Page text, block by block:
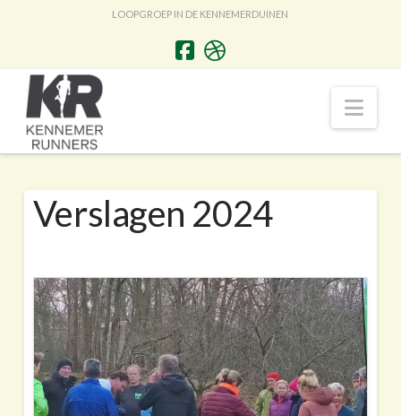
LOOPGROEP IN DE KENNEMERDUINEN
Verslagen 2024